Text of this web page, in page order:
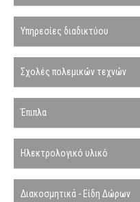
Υπηρεσίες διαδικτύου
Σχολές πολεμικών τεχνών
Έπιπλα
Ηλεκτρολογικό υλικό
Διακοσμητικά - Είδη Δώρων